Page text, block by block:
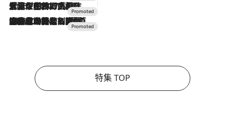
2026.7.17
「土佐和ハーブかき氷」がOMO7高知に登場！生姜、山椒、大葉など目にも舌にも涼を呼ぶ郷土の味
2026.7.10
NEW OPEN！【界 草津】名湯の地に誕生。趣の異なる2種の温泉と上州ならではの会席・蕎麦割烹など美食を味わう究極の癒やし旅
特集 TOP